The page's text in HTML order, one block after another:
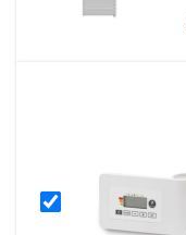
onderstaande